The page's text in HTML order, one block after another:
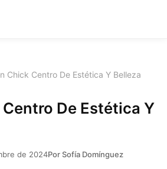
Chick Centro De Estética Y Belleza
De Estética Y
de 2024Por Sofía Domínguez